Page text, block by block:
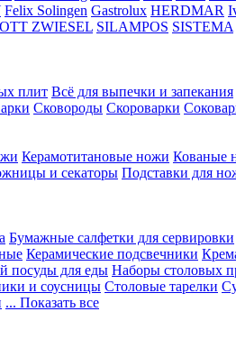
Felix Solingen Gastrolux HERDMAR
ZWIESEL SILAMPOS SISTEMA
плит Всё для выпечки и запекания
Сковороды Скороварки
Керамотитановые ножи Кованые
и секаторы Подставки для
Бумажные салфетки для сервировки
Керамические подсвечники
посуды для еды Наборы столовых
и соусницы Столовые тарелки
... Показать все